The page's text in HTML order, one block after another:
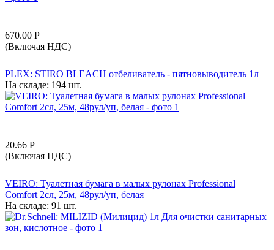
670.00 Р
(Включая НДС)
PLEX: STIRO BLEACH отбеливатель - пятновыводитель 1л
На складе: 194 шт.
20.66 Р
(Включая НДС)
VEIRO: Туалетная бумага в малых рулонах Professional
Comfort 2сл, 25м, 48рул/уп, белая
На складе: 91 шт.